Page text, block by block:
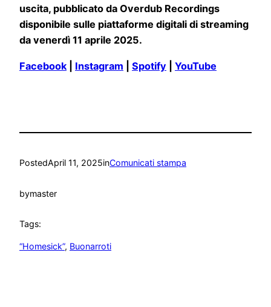
uscita, pubblicato da Overdub Recordings
disponibile sulle piattaforme digitali di streaming
da venerdì 11 aprile 2025.
Facebook Instagram Spotify YouTube
PostedApril 11, 2025inComunicati stampa
bymaster
Tags:
“Homesick”, Buonarroti